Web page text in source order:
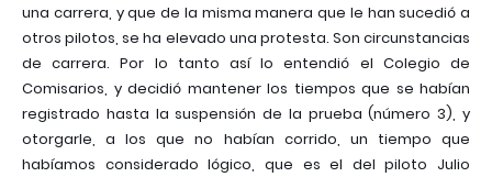
una carrera, y que de la misma manera que le han sucedió a
otros pilotos, se ha elevado una protesta. Son circunstancias
de carrera. Por lo tanto así lo entendió el Colegio de
Comisarios, y decidió mantener los tiempos que se habían
registrado hasta la suspensión de la prueba (número 3), y
otorgarle, a los que no habían corrido, un tiempo que
habíamos considerado lógico, que es el del piloto Julio